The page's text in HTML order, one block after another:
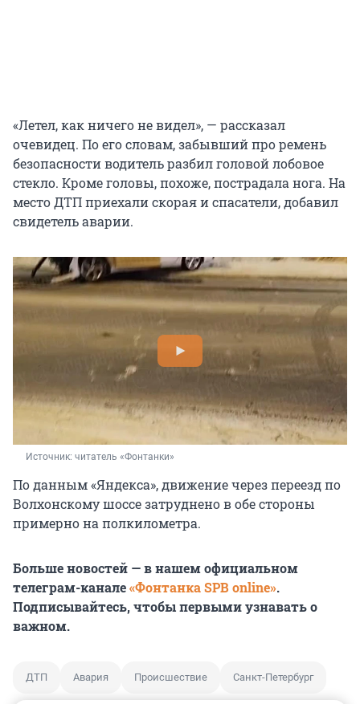
«Летел, как ничего не видел», — рассказал
очевидец. По его словам, забывший про ремень
безопасности водитель разбил головой лобовое
стекло. Кроме головы, похоже, пострадала нога. На
место ДТП приехали скорая и спасатели, добавил
свидетель аварии.
Источник: читатель «Фонтанки»
По данным «Яндекса», движение через переезд по
Волхонскому шоссе затруднено в обе стороны
примерно на полкилометра.
Больше новостей — в нашем официальном
телеграм-канале«Фонтанка SPB online».
Подписывайтесь, чтобы первыми узнавать о
важном.
ДТП Авария Происшествие Санкт-Петербург